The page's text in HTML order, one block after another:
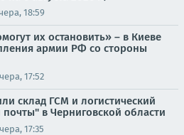
18:59
их остановить» – в Киеве
армии РФ со стороны
17:52
склад ГСМ и логистический
в Черниговской области
17:35